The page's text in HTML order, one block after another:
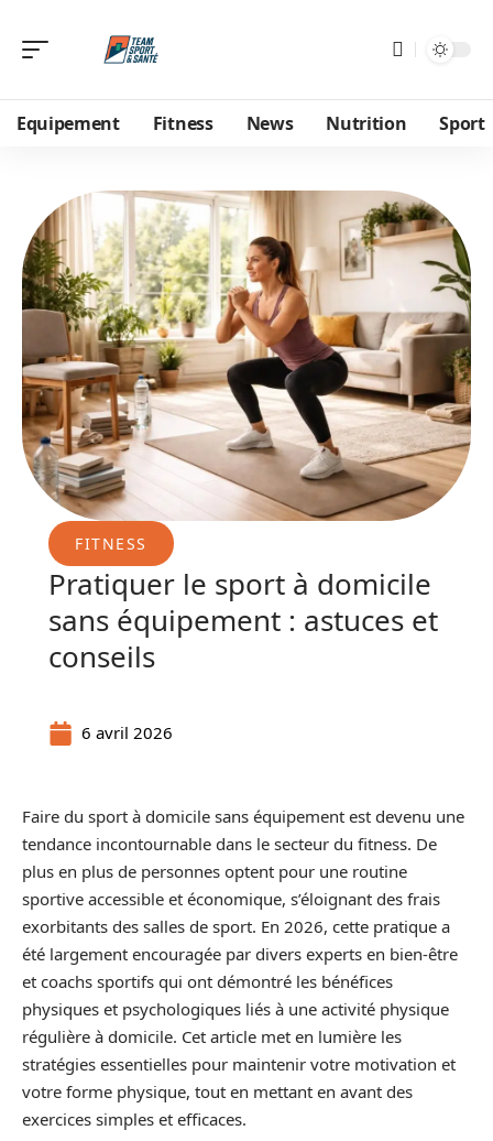
Equipement Fitness News Nutrition Sport
FITNESS
Pratiquer le sport à domicile
sans équipement : astuces et
conseils
6 avril 2026
Faire du sport à domicile sans équipement est devenu une
tendance incontournable dans le secteur du fitness. De
plus en plus de personnes optent pour une routine
sportive accessible et économique, s’éloignant des frais
exorbitants des salles de sport. En 2026, cette pratique a
été largement encouragée par divers experts en bien-être
et coachs sportifs qui ont démontré les bénéfices
physiques et psychologiques liés à une activité physique
régulière à domicile. Cet article met en lumière les
stratégies essentielles pour maintenir votre motivation et
votre forme physique, tout en mettant en avant des
exercices simples et efficaces.